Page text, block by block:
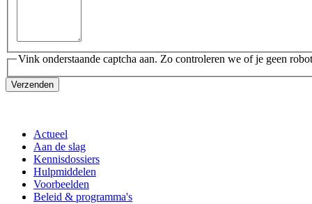
Vink onderstaande captcha aan. Zo controleren we of je geen
Verzenden
Actueel
Aan de slag
Kennisdossiers
Hulpmiddelen
Voorbeelden
Beleid & programma's